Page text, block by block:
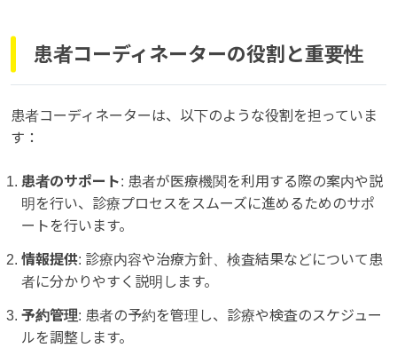
患者コーディネーターの役割と重要性
患者コーディネーターは、以下のような役割を担っていま
す：
患者のサポート: 患者が医療機関を利用する際の案内や説
明を行い、診療プロセスをスムーズに進めるためのサポ
ートを行います。
情報提供: 診療内容や治療方針、検査結果などについて患
者に分かりやすく説明します。
予約管理: 患者の予約を管理し、診療や検査のスケジュー
ルを調整します。